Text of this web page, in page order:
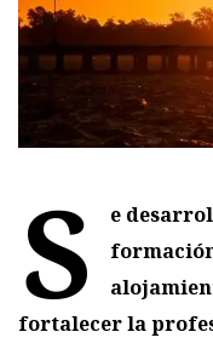
S
e
fortalecer la